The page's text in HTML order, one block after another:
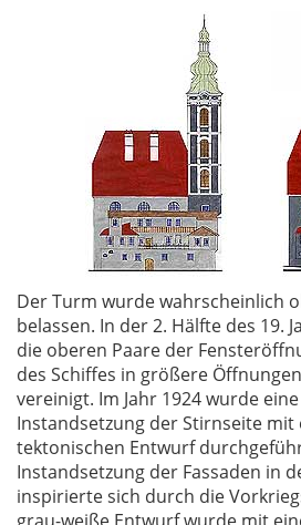
Der Turm wurde wahrscheinlich
belassen. In der 2. Hälfte des 19.
die oberen Paare der
des Schiffes in größere
vereinigt. Im Jahr 1924 wurde
Instandsetzung der Stirnseite mit
tektonischen Entwurf
Instandsetzung der Fassaden in
inspirierte sich durch die